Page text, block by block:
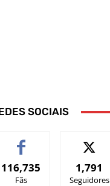
SOCIAIS
116,735
Fãs
1,791
Seguidores